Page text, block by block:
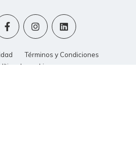
Términos y Condiciones
de cookies